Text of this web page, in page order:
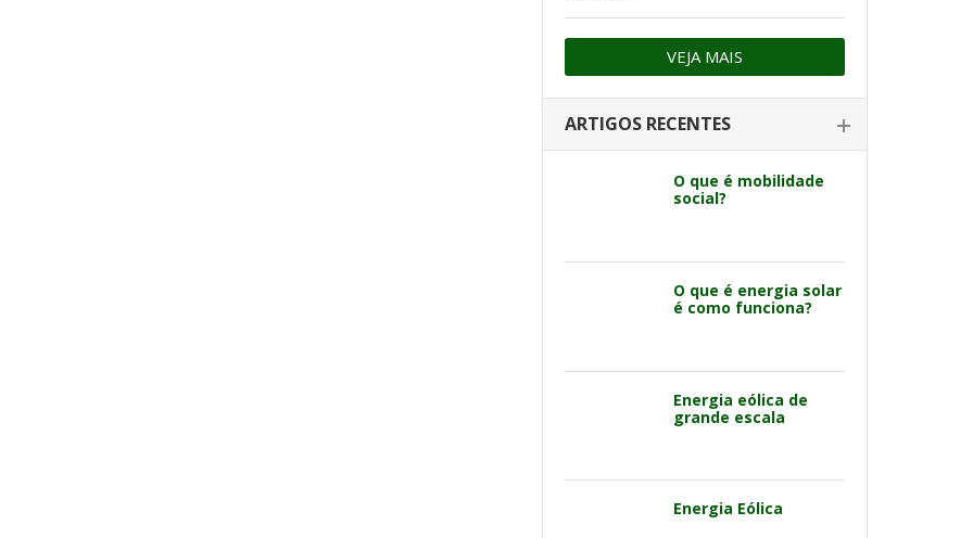
VEJA MAIS
ARTIGOS RECENTES
O que é mobilidade
social?
O que é energia solar
é como funciona?
Energia eólica de
grande escala
Energia Eólica